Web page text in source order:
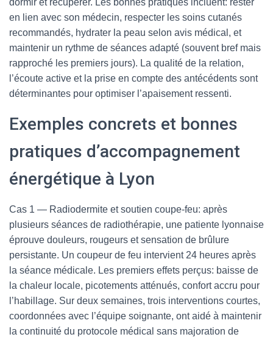
dormir et récupérer. Les bonnes pratiques incluent: rester
en lien avec son médecin, respecter les soins cutanés
recommandés, hydrater la peau selon avis médical, et
maintenir un rythme de séances adapté (souvent bref mais
rapproché les premiers jours). La qualité de la relation,
l’écoute active et la prise en compte des antécédents sont
déterminantes pour optimiser l’apaisement ressenti.
Exemples concrets et bonnes
pratiques d’accompagnement
énergétique à Lyon
Cas 1 — Radiodermite et soutien coupe-feu: après
plusieurs séances de radiothérapie, une patiente lyonnaise
éprouve douleurs, rougeurs et sensation de brûlure
persistante. Un coupeur de feu intervient 24 heures après
la séance médicale. Les premiers effets perçus: baisse de
la chaleur locale, picotements atténués, confort accru pour
l’habillage. Sur deux semaines, trois interventions courtes,
coordonnées avec l’équipe soignante, ont aidé à maintenir
la continuité du protocole médical sans majoration de